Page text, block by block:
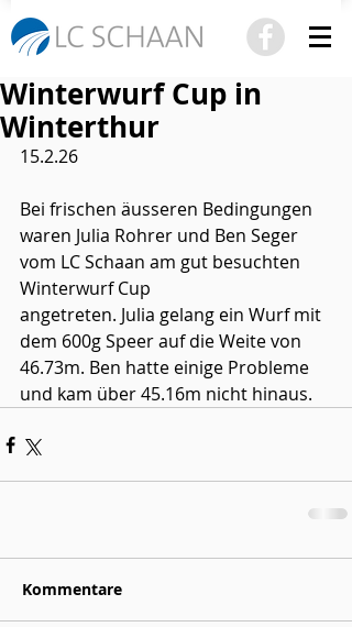
Winterwurf Cup in
Winterthur
15.2.26
Bei frischen äusseren Bedingungen
waren Julia Rohrer und Ben Seger
vom LC Schaan am gut besuchten
Winterwurf Cup
angetreten. Julia gelang ein Wurf mit
dem 600g Speer auf die Weite von
46.73m. Ben hatte einige Probleme
und kam über 45.16m nicht hinaus.
Kommentare